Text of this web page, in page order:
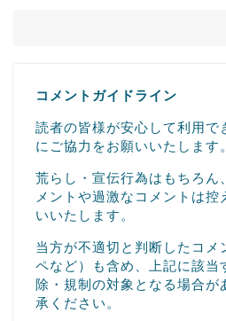
コメントガイドライン
読者の皆様が安心して利用で
にご協力をお願いいたします。
荒らし・宣伝行為はもちろん
メントや過激なコメントは
いいたします。
当方が不適切と判断したコメ
ペなど）も含め、上記に該当
除・規制の対象となる場合が
承ください。